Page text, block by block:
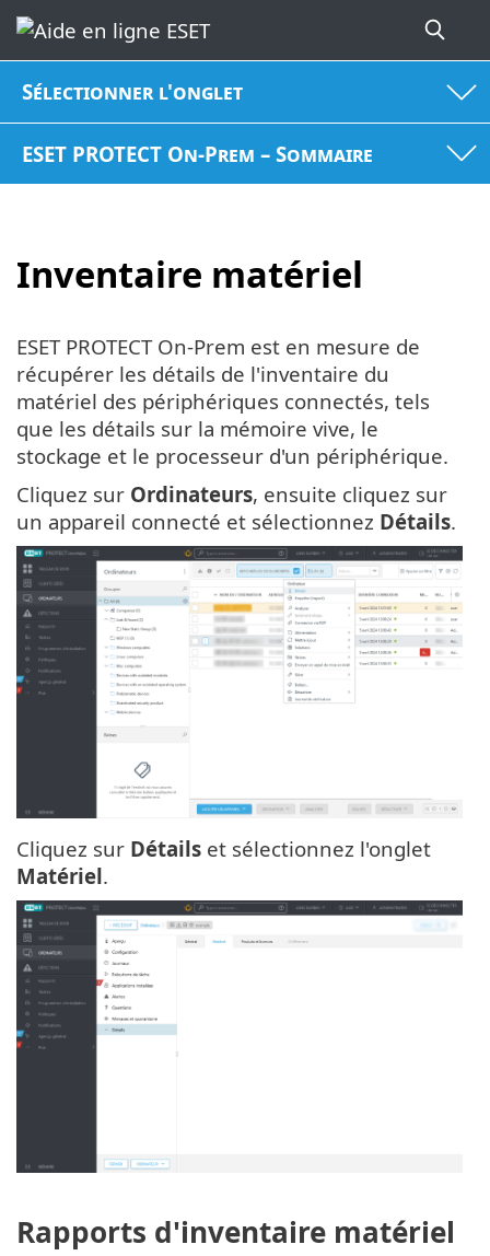
Sélectionner l'onglet
ESET PROTECT On-Prem – Sommaire
Inventaire matériel
ESET PROTECT On-Prem est en mesure de
récupérer les détails de l'inventaire du
matériel des périphériques connectés, tels
que les détails sur la mémoire vive, le
stockage et le processeur d'un périphérique.
Cliquez sur Ordinateurs, ensuite cliquez sur
un appareil connecté et sélectionnez Détails.
Cliquez sur Détails et sélectionnez l'onglet
Matériel.
Rapports d'inventaire matériel